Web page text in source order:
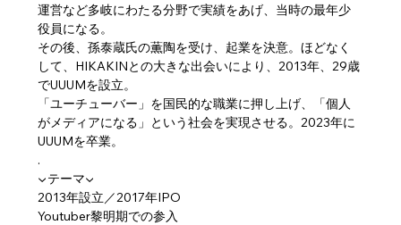
運営など多岐にわたる分野で実績をあげ、当時の最年少
役員になる。
その後、孫泰蔵氏の薫陶を受け、起業を決意。ほどなく
して、HIKAKINとの大きな出会いにより、2013年、29歳
でUUUMを設立。
「ユーチューバー」を国民的な職業に押し上げ、「個人
がメディアになる」という社会を実現させる。2023年に
UUUMを卒業。
.
▼テーマ▼
2013年設立／2017年IPO
Youtuber黎明期での参入